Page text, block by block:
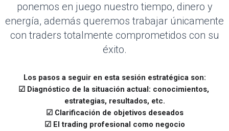
ponemos en juego nuestro tiempo, dinero y
energía, además queremos trabajar únicamente
con traders totalmente comprometidos con su
éxito.
Los pasos a seguir en esta sesión estratégica son:
☑ Diagnóstico de la situación actual: conocimientos,
estrategias, resultados, etc.
☑ Clarificación de objetivos deseados
☑ El trading profesional como negocio